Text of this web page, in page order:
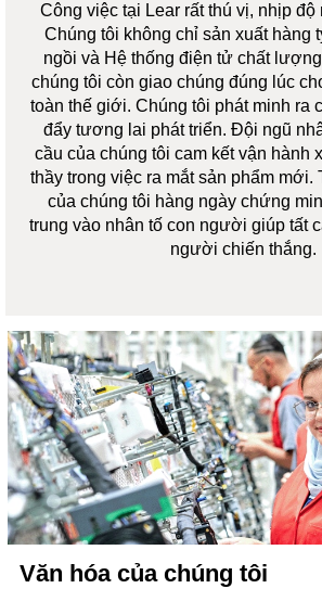
Công việc tại Lear rất thú vị, nhịp độ
Chúng tôi không chỉ sản xuất hàng
ngồi và Hệ thống điện tử chất
chúng tôi còn giao chúng đúng lúc
toàn thế giới. Chúng tôi phát minh ra
đẩy tương lai phát triển. Đội ngũ
cầu của chúng tôi cam kết vận hành
thầy trong việc ra mắt sản phẩm mới.
của chúng tôi hàng ngày chứng
trung vào nhân tố con người giúp tất
người chiến thắng.
Văn hóa của chúng tôi